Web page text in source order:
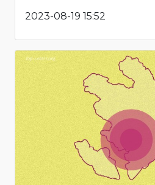
2023-08-19 15:52